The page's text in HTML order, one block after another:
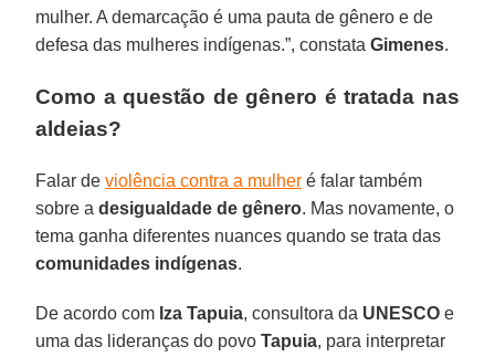
mulher. A demarcação é uma pauta de gênero e de
defesa das mulheres indígenas.”, constata Gimenes.
Como a questão de gênero é tratada nas
aldeias?
Falar deviolência contra a mulher é falar também
sobre adesigualdade de gênero. Mas novamente, o
tema ganha diferentes nuances quando se trata das
comunidades indígenas.
De acordo com Iza Tapuia, consultora da UNESCO e
uma das lideranças do povoTapuia, para interpretar